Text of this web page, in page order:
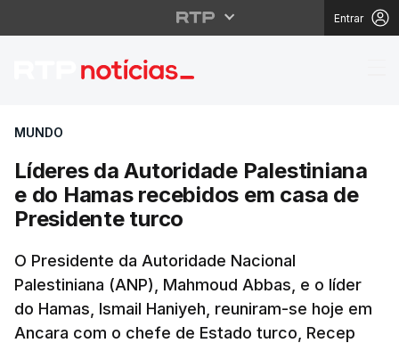
Entrar
Líderes da
MUNDO
Líderes da Autoridade Palestiniana
e do Hamas recebidos em casa de
Presidente turco
O Presidente da Autoridade Nacional
Palestiniana (ANP), Mahmoud Abbas, e o líder
do Hamas, Ismail Haniyeh, reuniram-se hoje em
Ancara com o chefe de Estado turco, Recep